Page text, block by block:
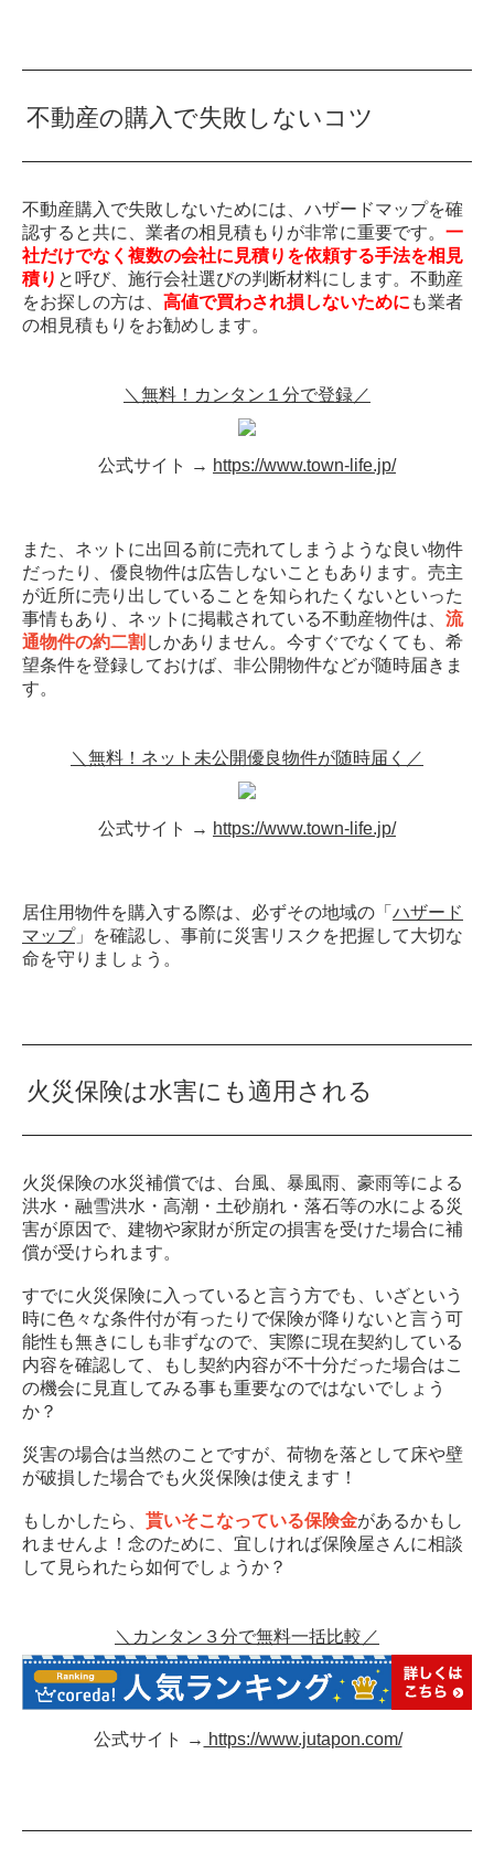
不動産の購入で失敗しないコツ
不動産購入で失敗しないためには、ハザードマップを確
認すると共に、業者の相見積もりが非常に重要です。 一
社だけでなく複数の会社に見積りを依頼する手法を相見
積り と呼び、施行会社選びの判断材料にします。不動産
をお探しの方は、 高値で買わされ損しないために も業者
の相見積もりをお勧めします。
＼無料！カンタン１分で登録／
公式サイト → https://www.town-life.jp/
また、ネットに出回る前に売れてしまうような良い物件
だったり、優良物件は広告しないこともあります。売主
が近所に売り出していることを知られたくないといった
事情もあり、ネットに掲載されている不動産物件は、 流
通物件の約二割 しかありません。今すぐでなくても、希
望条件を登録しておけば、非公開物件などが随時届きま
す。
＼無料！ネット未公開優良物件が随時届く／
公式サイト → https://www.town-life.jp/
居住用物件を購入する際は、必ずその地域の「 ハザード
マップ」を確認し、事前に災害リスクを把握して大切な
命を守りましょう。
火災保険は水害にも適用される
火災保険の水災補償では、台風、暴風雨、豪雨等による
洪水・融雪洪水・高潮・土砂崩れ・落石等の水による災
害が原因で、建物や家財が所定の損害を受けた場合に補
償が受けられます。
すでに火災保険に入っていると言う方でも、いざという
時に色々な条件付が有ったりで保険が降りないと言う可
能性も無きにしも非ずなので、実際に現在契約している
内容を確認して、もし契約内容が不十分だった場合はこ
の機会に見直してみる事も重要なのではないでしょう
か？
災害の場合は当然のことですが、荷物を落として床や壁
が破損した場合でも火災保険は使えます！
もしかしたら、 貰いそこなっている保険金があるかもし
れませんよ！念のために、宜しければ保険屋さんに相談
して見られたら如何でしょうか？
＼カンタン３分で無料一括比較／
公式サイト → https://www.jutapon.com/